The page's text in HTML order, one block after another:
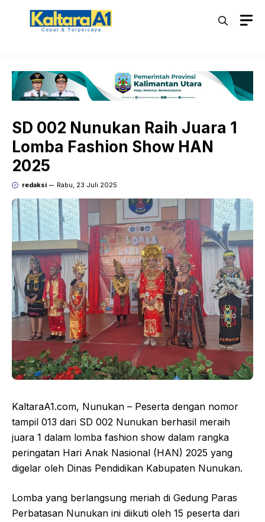
Langsung
SD 002 Nunukan Raih Juara 1
Lomba Fashion Show HAN
2025
redaksi Rabu, 23 Juli 2025
KaltaraA1.com, Nunukan – Peserta dengan nomor
tampil 013 dari SD 002 Nunukan berhasil meraih
juara 1 dalam lomba fashion show dalam rangka
peringatan Hari Anak Nasional (HAN) 2025 yang
digelar oleh Dinas Pendidikan Kabupaten Nunukan.
Lomba yang berlangsung meriah di Gedung Paras
Perbatasan Nunukan ini diikuti oleh 15 peserta dari